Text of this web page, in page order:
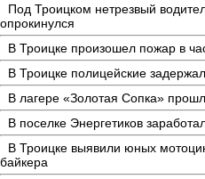
Под Троицком нетрезвый
опрокинулся
В Троицке произошел пожар в
В Троицке полицейские
В лагере «Золотая Сопка»
В поселке Энергетиков
В Троицке выявили юных
байкера